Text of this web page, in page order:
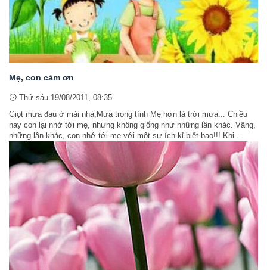
Mẹ, con cảm ơn
Thứ sáu 19/08/2011, 08:35
Giọt mưa đau ở mái nhà,Mưa trong tình Mẹ hơn là trời mưa... Chiều
nay con lại nhớ tới mẹ, nhưng không giống như những lần khác. Vâng,
những lần khác, con nhớ tới mẹ với một sự ích kỉ biết bao!!! Khi ...